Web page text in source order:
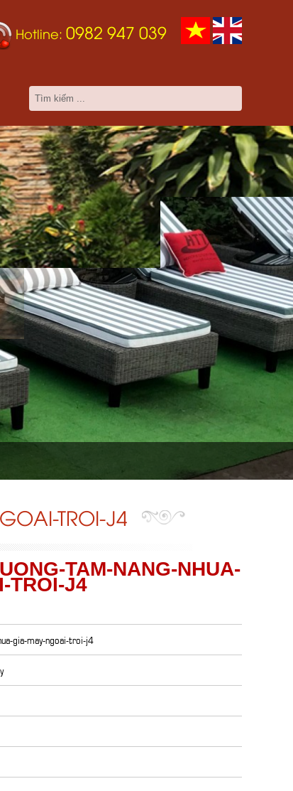
Hotline: 0982 947 039
TROI-J4
TAM-NANG-NHUA-
TROI-J4
gia-may-ngoai-troi-j4